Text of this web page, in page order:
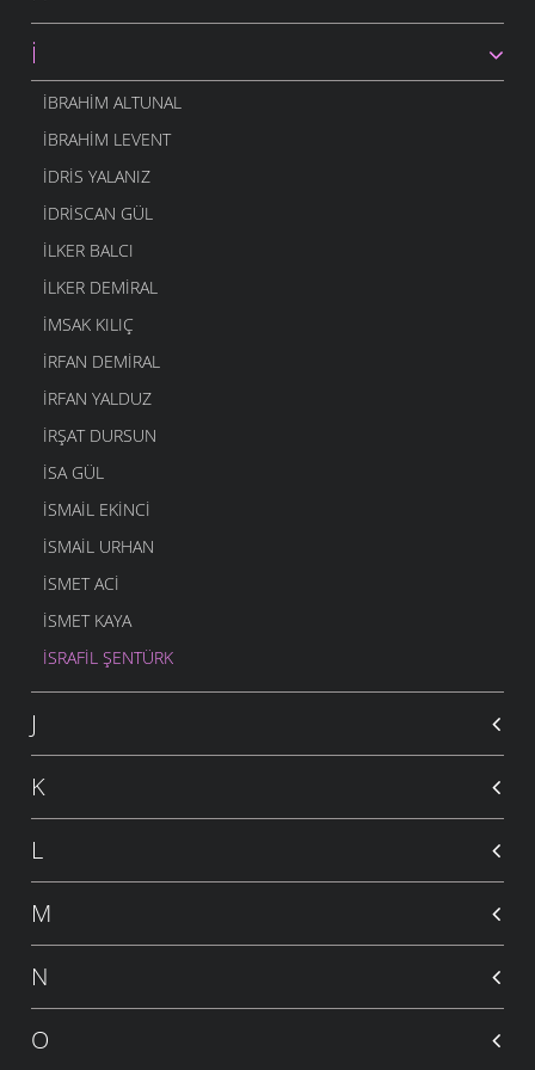
İ
İBRAHIM ALTUNAL
İBRAHIM LEVENT
İDRIS YALANIZ
IDRISCAN GÜL
İLKER BALCI
İLKER DEMIRAL
İMSAK KILIÇ
İRFAN DEMIRAL
İRFAN YALDUZ
İRŞAT DURSUN
ISA GÜL
ISMAIL EKINCI
İSMAIL URHAN
İSMET ACI
ISMET KAYA
İSRAFIL ŞENTÜRK
J
K
L
M
N
O